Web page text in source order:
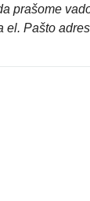
prašome
el. Pašto